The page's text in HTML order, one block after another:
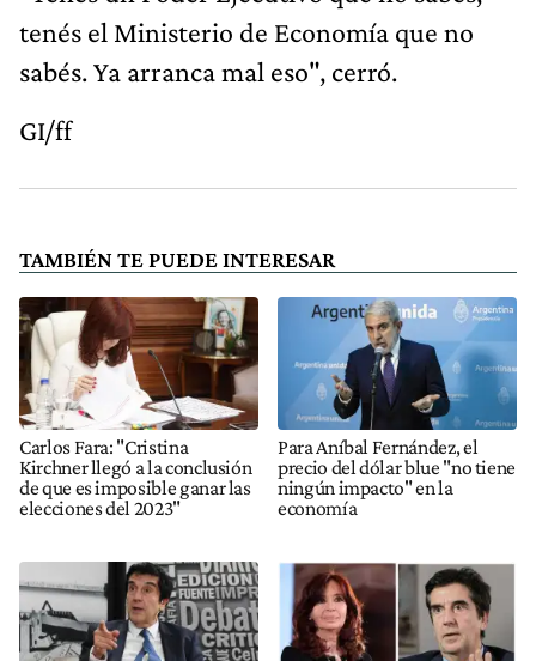
tenés el Ministerio de Economía que no
sabés. Ya arranca mal eso", cerró.
GI/ff
TAMBIÉN TE PUEDE INTERESAR
Carlos Fara: "Cristina
Kirchner llegó a la conclusión
de que es imposible ganar las
elecciones del 2023"
Para Aníbal Fernández, el
precio del dólar blue "no tiene
ningún impacto" en la
economía